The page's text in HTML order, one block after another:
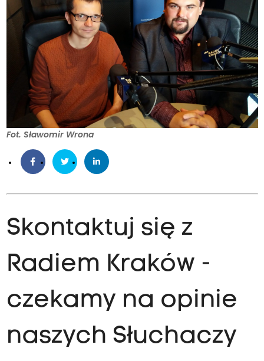
Fot. Sławomir Wrona
Skontaktuj się z
Radiem Kraków -
czekamy na opinie
naszych Słuchaczy